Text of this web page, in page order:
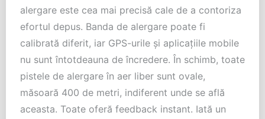
alergare este cea mai precisă cale de a contoriza
efortul depus. Banda de alergare poate fi
calibrată diferit, iar GPS-urile și aplicațiile mobile
nu sunt întotdeauna de încredere. În schimb, toate
pistele de alergare în aer liber sunt ovale,
măsoară 400 de metri, indiferent unde se află
aceasta. Toate oferă feedback instant. Iată un